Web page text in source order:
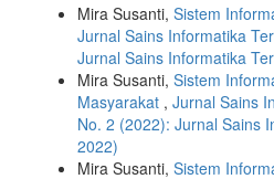
Mira Susanti, Sistem
Jurnal Sains Informatika
Jurnal Sains Informatika
Mira Susanti, Sistem
Masyarakat , Jurnal Sains
No. 2 (2022): Jurnal Sains
2022)
Mira Susanti, Sistem